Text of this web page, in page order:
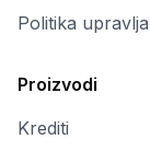
Politika
Proizvodi
Krediti